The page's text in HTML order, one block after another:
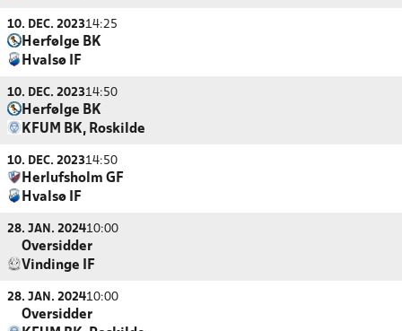
10. DEC. 202314:25
Herfølge BK
Hvalsø IF
10. DEC. 202314:50
Herfølge BK
KFUM BK, Roskilde
10. DEC. 202314:50
Herlufsholm GF
Hvalsø IF
28. JAN. 202410:00
Oversidder
Vindinge IF
28. JAN. 202410:00
Oversidder